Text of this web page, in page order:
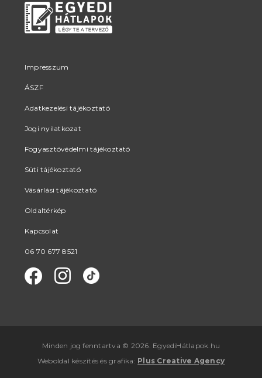
Impresszum
ÁSZF
Adatkezelési tájékoztató
Jogi nyilatkozat
Fogyasztóvédelmi tájékoztató
Süti tájékoztató
Vásárlási tájékoztató
Oldaltérkép
Kapcsolat
06 70 677 8521
Minden jog fenntartva © 2026. EgyediHátlapok.hu
Weboldal készítés ésgrafika : Plus Creative Agency